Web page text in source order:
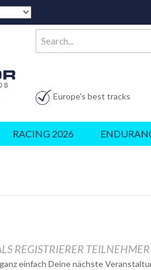
Europe's best tracks
RACING 2026
REGISTRIERER TEILNEHMER
einfach Deine nächste